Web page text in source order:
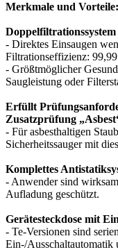
Merkmale und Vorteile:
- Direktes Einsaugen
Filtrationseffizienz:
- Größtmöglicher
Saugleistung oder
Erfüllt
Zusatzprüfung
- Für asbesthaltigen
Sicherheitssauger mit
Komplettes
- Anwender sind
Aufladung geschützt.
Gerätesteckdose mit
- Te-Versionen sind
Ein-/Ausschaltautomatik